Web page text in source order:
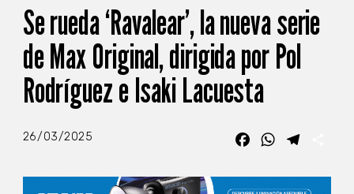
Se rueda ‘Ravalear’, la nueva serie
de Max Original, dirigida por Pol
Rodríguez e Isaki Lacuesta
26/03/2025 FacebookWhatsApp